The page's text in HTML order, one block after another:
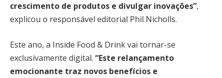
crescimento de produtos e divulgar inovações”,
explicou o responsável editorial Phil Nicholls.
Este ano, a Inside Food & Drink vai tornar-se
exclusivamente digital. “Este relançamento
emocionante traz novos benefícios e